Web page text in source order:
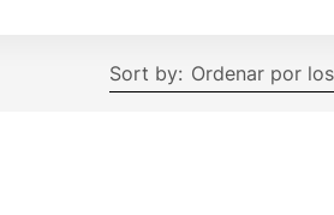
Sort by: Ordenar por